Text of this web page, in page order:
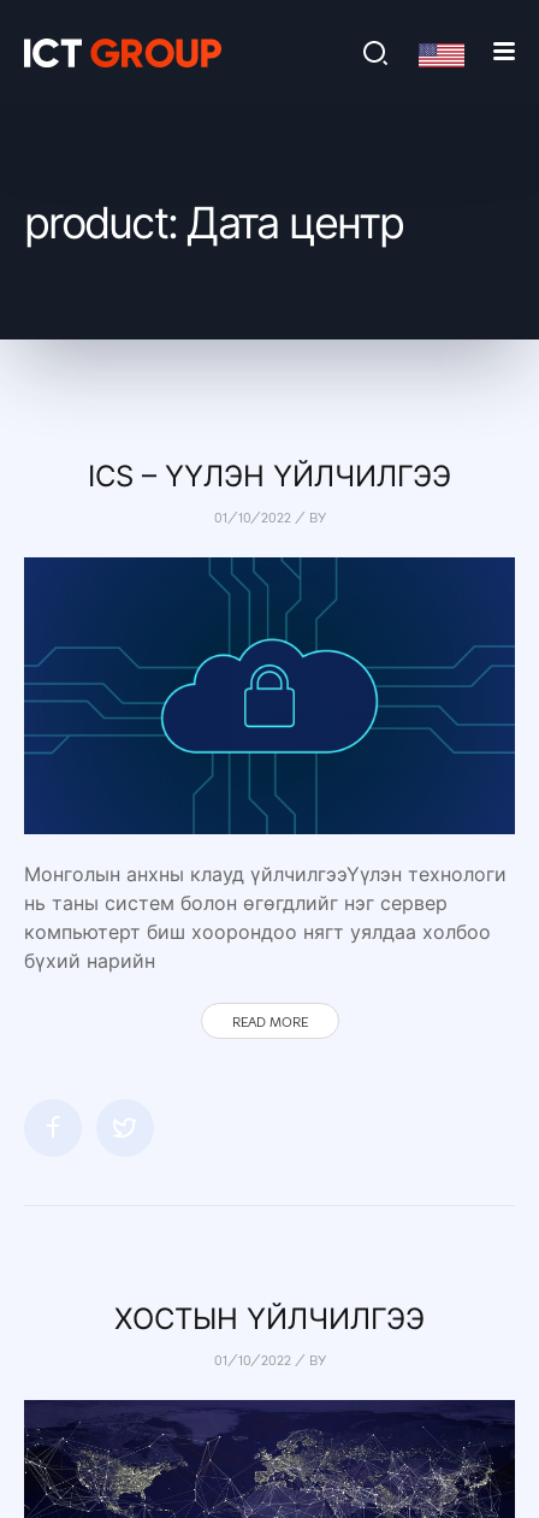
product: Дата центр
ICS – ҮҮЛЭН ҮЙЛЧИЛГЭЭ
01/10/2022/ BY
Монголын анхны клауд үйлчилгээҮүлэн технологи
нь таны систем болон өгөгдлийг нэг сервер
компьютерт биш хоорондоо нягт уялдаа холбоо
бүхий нарийн
READ MORE
ХОСТЫН ҮЙЛЧИЛГЭЭ
01/10/2022/ BY